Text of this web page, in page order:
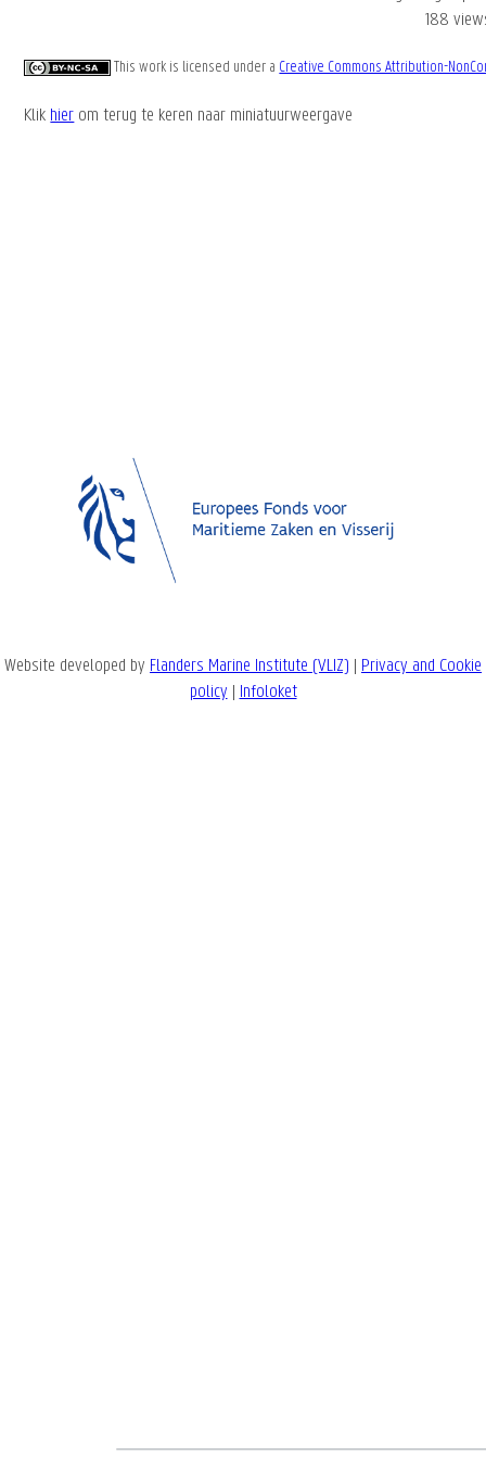
188
This work is licensed under a Creative Commons Attribution-
Klik hier om terug te keren naar miniatuurweergave
Website developed by Flanders Marine Institute (VLIZ) | Privacy and Cookie
policy | Infoloket